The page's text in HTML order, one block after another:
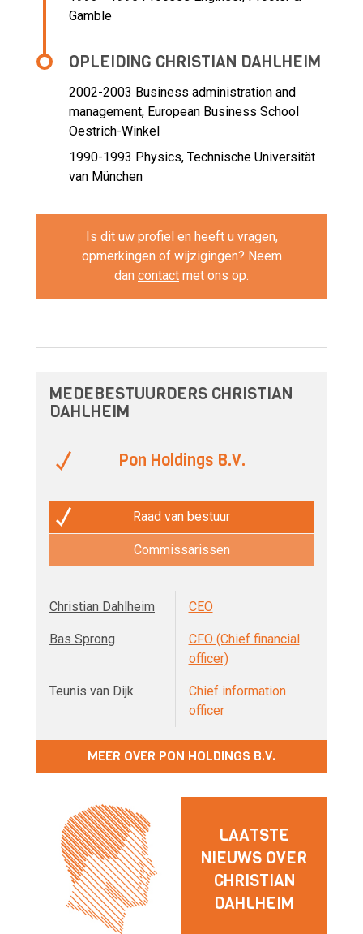
Gamble
OPLEIDING CHRISTIAN DAHLHEIM
2002-2003 Business administration and
management, European Business School
Oestrich-Winkel
1990-1993 Physics, Technische Universität
van München
Is dit uw profiel en heeft u vragen,
opmerkingen of wijzigingen? Neem
dan contact met ons op.
MEDEBESTUURDERS CHRISTIAN
DAHLHEIM
Pon Holdings B.V.
Raad van bestuur
Commissarissen
Christian Dahlheim CEO
Bas Sprong
CFO (Chief financial
officer)
Teunis van Dijk
Chief information
officer
MEER OVER PON HOLDINGS B.V.
LAATSTE
NIEUWS OVER
CHRISTIAN
DAHLHEIM